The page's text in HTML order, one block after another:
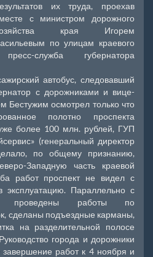
их труда, проехав
с министром дорожного
края Игорем
по улицам краевого
служба губернатора
автобус, следовавший
с дорожниками и вице-
Бестужим осмотрел только что
полотно проспекта
более 100 млн. рублей, ГУП
(генеральный директор
по общему признанию,
Западную часть краевой
работ проспект не видел с
эксплуатацию. Параллельно с
проведены работы по
сделаны подъездные карманы,
на разделительной полосе
города и дорожники
работ к 4 ноября и